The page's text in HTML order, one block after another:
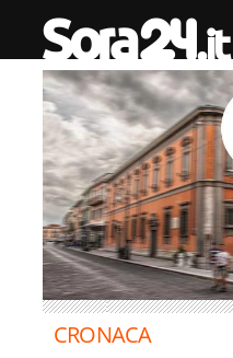
CRONACA